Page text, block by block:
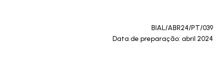
BIAL/ABR24/PT/039
Data de preparação: abril 2024